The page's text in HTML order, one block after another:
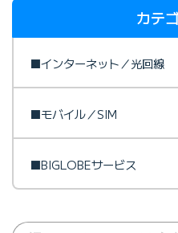
カテ
■インターネット／光回線
■モバイル／SIM
■BIGLOBEサービス